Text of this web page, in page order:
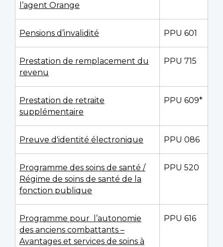
l’agent Orange
Pensions d’invalidité PPU 601
Prestation de remplacement du
revenu
PPU 715
Prestation de retraite
supplémentaire
PPU 609*
Preuve d'identité électronique PPU 086
Programme des soins de santé /
Régime de soins de santé de la
fonction publique
PPU 520
Programme pour l’autonomie
des anciens combattants –
Avantages et services de soins à
PPU 616